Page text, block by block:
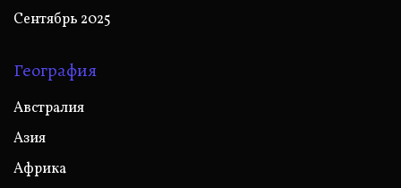
Сентябрь 2025
География
Австралия
Азия
Африка